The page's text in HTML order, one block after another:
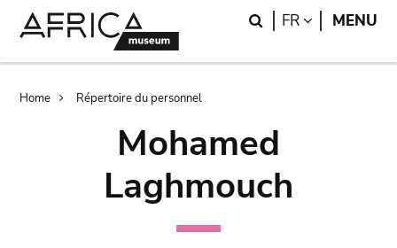
Search
FR LANGUAGE
MENU
Breadcrumb
Home Répertoire du personnel
Mohamed
Laghmouch